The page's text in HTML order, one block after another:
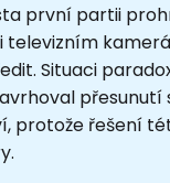
první partii
televizním
Situaci
přesunutí
protože řešení